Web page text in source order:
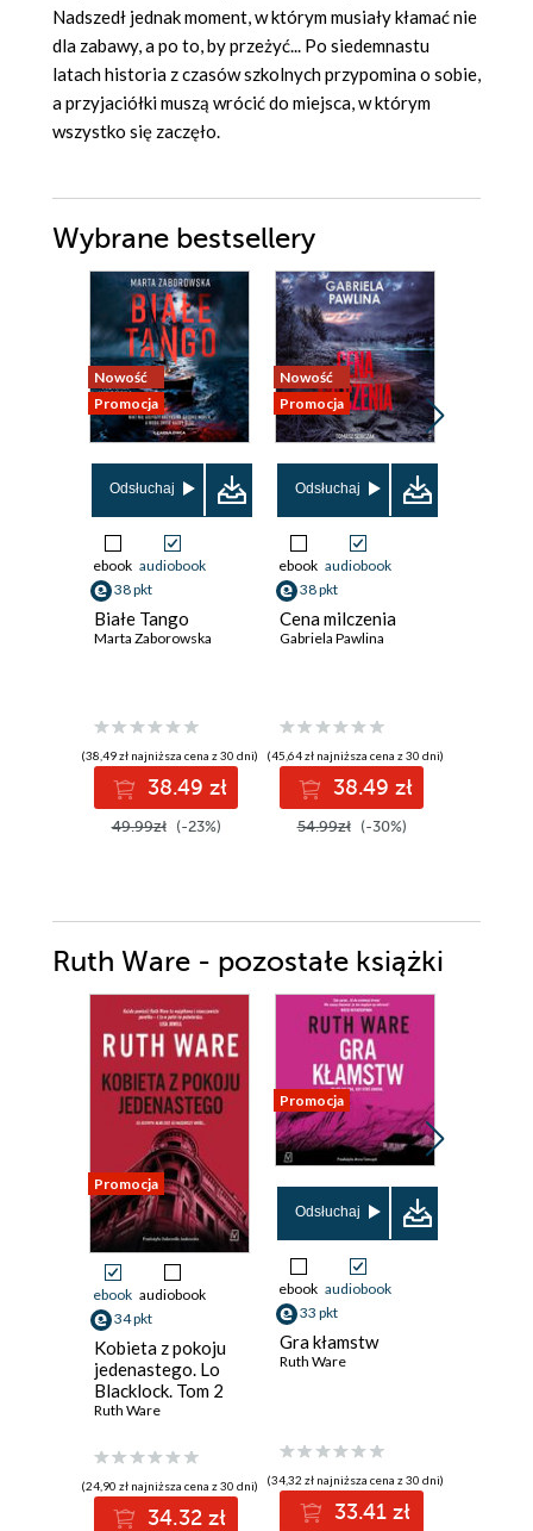
Nadszedł jednak moment, w którym musiały kłamać nie
dla zabawy, a po to, by przeżyć... Po siedemnastu
latach historia z czasów szkolnych przypomina o sobie,
a przyjaciółki muszą wrócić do miejsca, w którym
wszystko się zaczęło.
Wybrane bestsellery
Nowość
Promocja
Odsłuchaj
ebook audiobook
38 pkt
Białe Tango
Marta Zaborowska
(38,49 zł najniższa cena z 30 dni)
38.49 zł
49.99zł (-23%)
Nowość
Promocja
Odsłuchaj
ebook audiobook
38 pkt
Cena milczenia
Gabriela Pawlina
(45,64 zł najniższa cena z 30 dni)
38.49 zł
54.99zł (-30%)
Ruth Ware - pozostałe książki
Promocja
ebook audiobook
34 pkt
Kobieta z pokoju
jedenastego. Lo
Blacklock. Tom 2
Ruth Ware
(24,90 zł najniższa cena z 30 dni)
34.32 zł
Promocja
Odsłuchaj
ebook audiobook
33 pkt
Gra kłamstw
Ruth Ware
(34,32 zł najniższa cena z 30 dni)
33.41 zł